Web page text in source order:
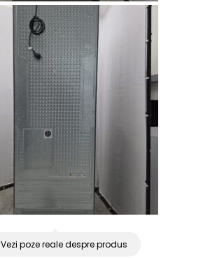
Vezi poze reale despre produs